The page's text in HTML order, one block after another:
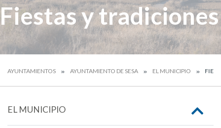
Fiestas y tradiciones
AYUNTAMIENTOS AYUNTAMIENTO DE SESA EL MUNICIPIO
EL MUNICIPIO